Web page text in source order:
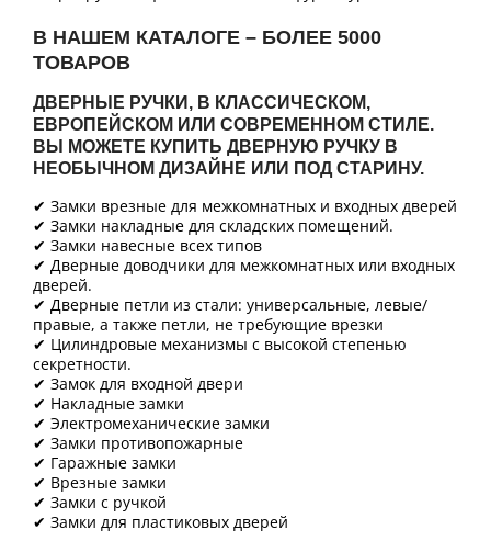
В НАШЕМ КАТАЛОГЕ – БОЛЕЕ 5000
ТОВАРОВ
ДВЕРНЫЕ РУЧКИ, В КЛАССИЧЕСКОМ,
ЕВРОПЕЙСКОМ ИЛИ СОВРЕМЕННОМ СТИЛЕ.
ВЫ МОЖЕТЕ КУПИТЬ ДВЕРНУЮ РУЧКУ В
НЕОБЫЧНОМ ДИЗАЙНЕ ИЛИ ПОД СТАРИНУ.
✔ Замки врезные для межкомнатных и входных дверей
✔ Замки накладные для складских помещений.
✔ Замки навесные всех типов
✔ Дверные доводчики для межкомнатных или входных
дверей.
✔ Дверные петли из стали: универсальные, левые/
правые, а также петли, не требующие врезки
✔ Цилиндровые механизмы с высокой степенью
секретности.
✔ Замок для входной двери
✔ Накладные замки
✔ Электромеханические замки
✔ Замки противопожарные
✔ Гаражные замки
✔ Врезные замки
✔ Замки с ручкой
✔ Замки для пластиковых дверей